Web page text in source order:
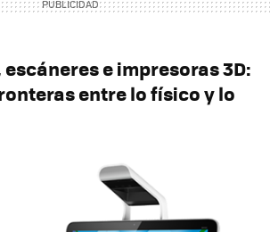
e impresoras 3D:
entre lo físico y lo